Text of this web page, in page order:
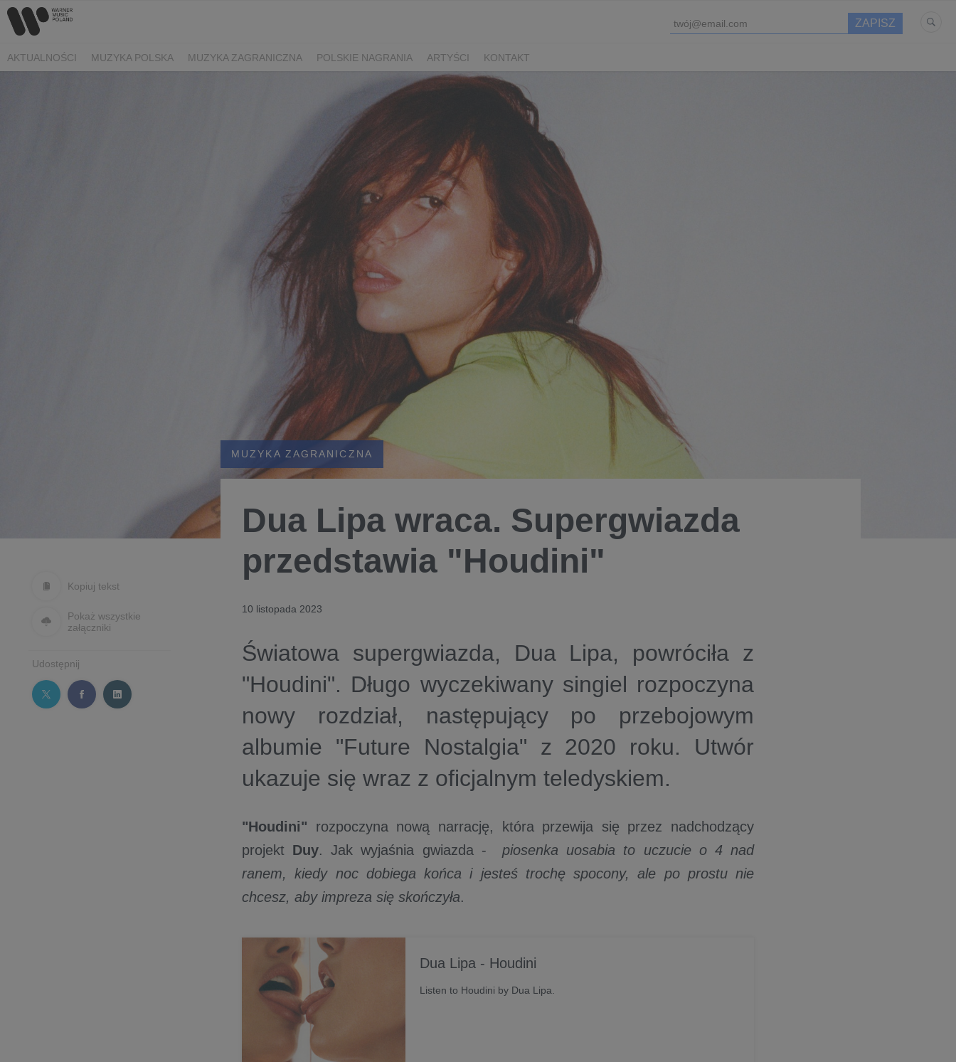
AKTUALNOŚCI MUZYKA POLSKA MUZYKA ZAGRANICZNA POLSKIE NAGRANIA ARTYŚCI KONTAKT
Kopiuj tekst
Pokaż wszystkie
załączniki
Udostępnij
MUZYKA ZAGRANICZNA
Dua Lipa wraca. Supergwiazda
przedstawia "Houdini"
10 listopada 2023
Światowa supergwiazda, Dua Lipa, powróciła z
"Houdini". Długo wyczekiwany singiel rozpoczyna
nowy rozdział, następujący po przebojowym
albumie "Future Nostalgia" z 2020 roku. Utwór
ukazuje się wraz z oficjalnym teledyskiem.
"Houdini" rozpoczyna nową narrację, która przewija się przez nadchodzący
projekt Duy. Jak wyjaśnia gwiazda -piosenka uosabia to uczucie o 4 nad
ranem, kiedy noc dobiega końca i jesteś trochę spocony, ale po prostu nie
chcesz, aby impreza się skończyła.
Dua Lipa - Houdini
Listen to Houdini by Dua Lipa.